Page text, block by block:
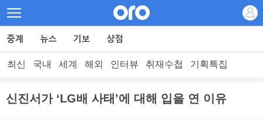
최신 국내 세계 해외 인터뷰 취재수첩 기획특집
신진서가 ‘LG배 사태’에 대해 입을 연 이유